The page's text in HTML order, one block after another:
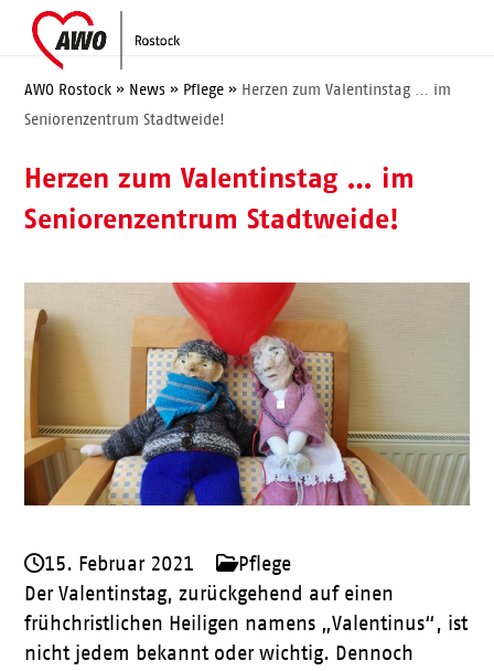
content
Open
mobile
menu
Close
mobile
menu
AWO Rostock » News » Pflege » Herzen zum Valentinstag … im
Seniorenzentrum Stadtweide!
Herzen zum Valentinstag … im
Seniorenzentrum Stadtweide!
15. Februar 2021
Pflege
Der Valentinstag, zurückgehend auf einen
frühchristlichen Heiligen namens „Valentinus“, ist
nicht jedem bekannt oder wichtig. Dennoch